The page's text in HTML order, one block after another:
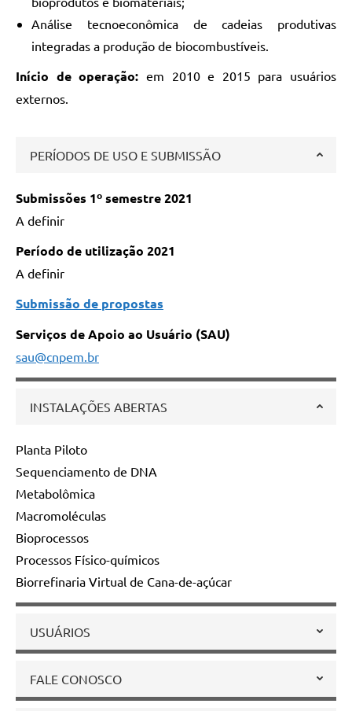
Análise tecnoeconômica de cadeias produtivas
integradas a produção de biocombustíveis.
Início de operação: em 2010 e 2015 para usuários
externos.
PERÍODOS DE USO E SUBMISSÃO
Submissões 1º semestre 2021
A definir
Período de utilização 2021
A definir
Submissão de propostas
Serviços de Apoio ao Usuário (SAU)
sau@cnpem.br
INSTALAÇÕES ABERTAS
Planta Piloto
Sequenciamento de DNA
Metabolômica
Macromoléculas
Bioprocessos
Processos Físico-químicos
Biorrefinaria Virtual de Cana-de-açúcar
USUÁRIOS
FALE CONOSCO